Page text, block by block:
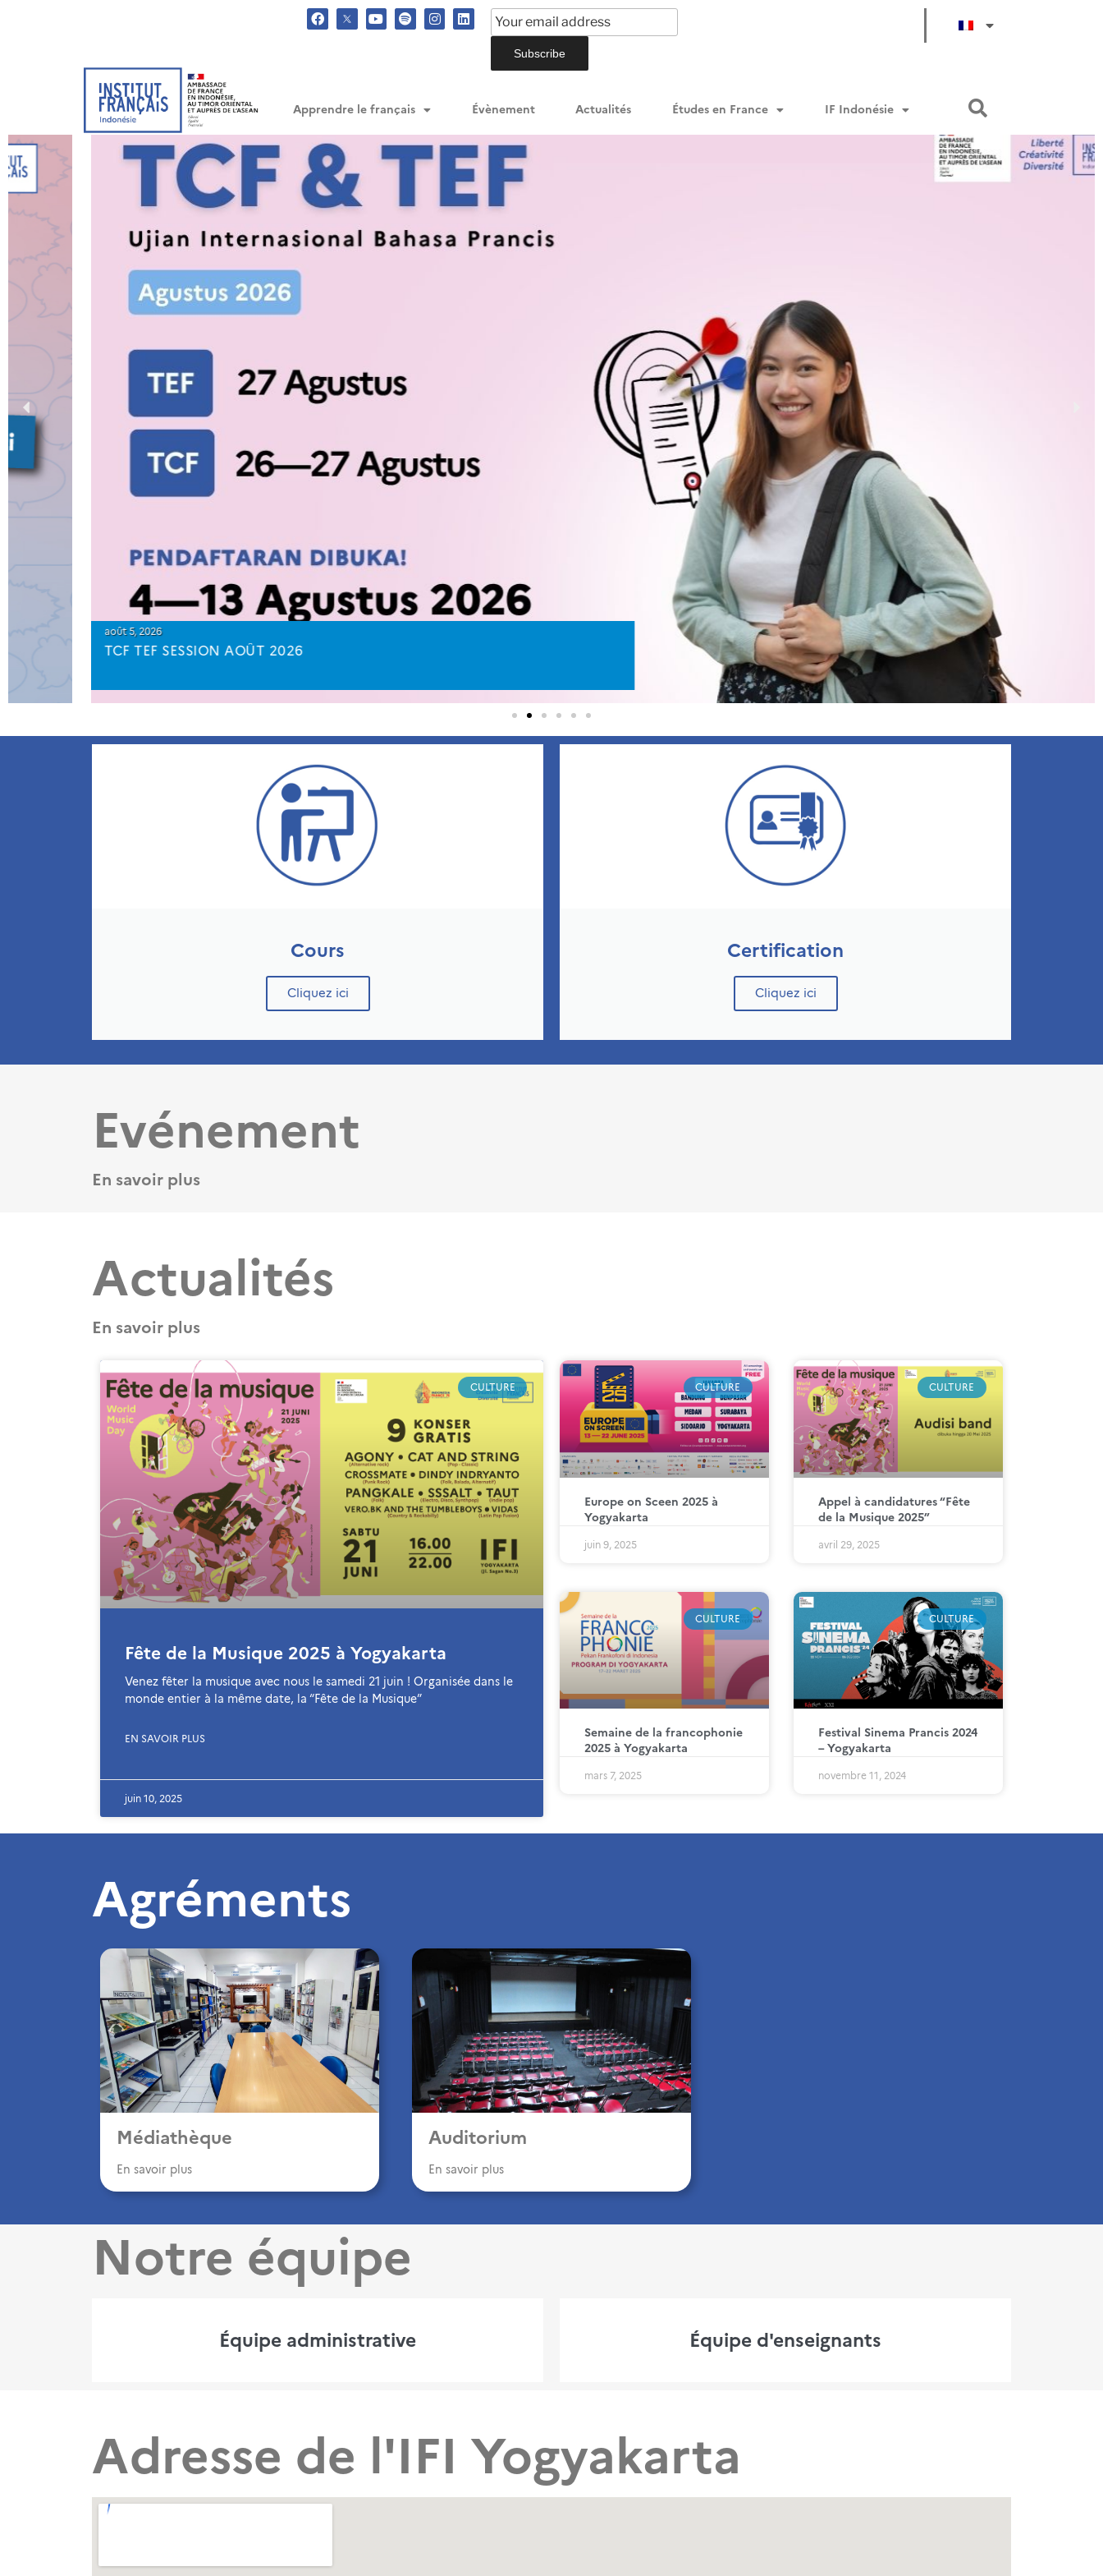
Apprendre le français Évènement Actualités Études en France IF Indonésie
TCF TEF SESSION AOÛT 2026
Cours
Cliquez ici
Certification
Cliquez ici
Evénement
En savoir plus
Actualités
En savoir plus
CULTURE
Fête de la Musique 2025 à Yogyakarta
Venez fêter la musique avec nous le samedi 21 juin ! Organisée dans le
monde entier à la même date, la “Fête de la Musique”
EN SAVOIR PLUS
juin 10, 2025
CULTURE
Europe on Sceen 2025 à
Yogyakarta
juin 9, 2025
CULTURE
Appel à candidatures “Fête
de la Musique 2025”
avril 29, 2025
CULTURE
Semaine de la francophonie
2025 à Yogyakarta
mars 7, 2025
CULTURE
Festival Sinema Prancis 2024
– Yogyakarta
novembre 11, 2024
Agréments
Médiathèque
En savoir plus
Auditorium
En savoir plus
Notre équipe
Équipe administrative Équipe d'enseignants
Adresse de l'IFI Yogyakarta